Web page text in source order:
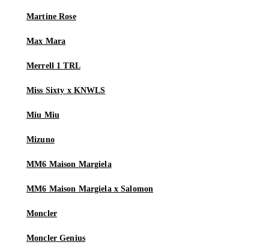
Martine Rose
Max Mara
Merrell 1 TRL
Miss Sixty x KNWLS
Miu Miu
Mizuno
MM6 Maison Margiela
MM6 Maison Margiela x Salomon
Moncler
Moncler Genius